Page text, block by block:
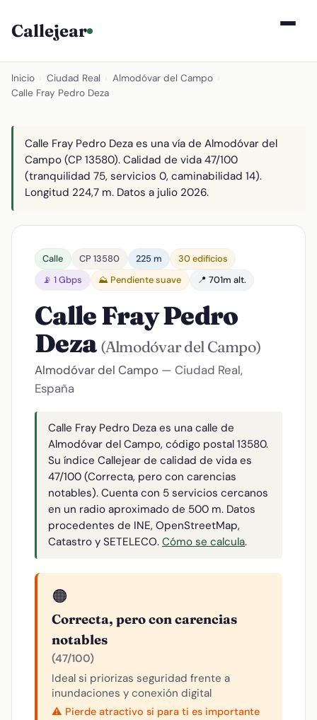
Callejear
Inicio Ciudad Real Almodóvar del Campo
Calle Fray Pedro Deza
Calle Fray Pedro Deza es una vía de Almodóvar del
Campo (CP 13580). Calidad de vida 47/100
(tranquilidad 75, servicios 0, caminabilidad 14).
Longitud 224,7 m. Datos a julio 2026.
Calle CP 13580 225 m
30 edificios
📡 1 Gbps
⛰️ Pendiente suave 📍 701m alt.
Calle Fray Pedro
Deza (Almodóvar del Campo)
Almodóvar del Campo — Ciudad Real,
España
Calle Fray Pedro Deza es una calle de
Almodóvar del Campo, código postal 13580.
Su índice Callejear de calidad de vida es
47/100 (Correcta, pero con carencias
notables). Cuenta con 5 servicios cercanos
en un radio aproximado de 500 m. Datos
procedentes de INE, OpenStreetMap,
Catastro y SETELECO. Cómo se calcula.
🟠
Correcta, pero con carencias
notables
(47/100)
Ideal si priorizas seguridad frente a
inundaciones y conexión digital
⚠️ Pierde atractivo si para ti es importante